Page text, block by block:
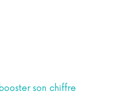
son chiffre